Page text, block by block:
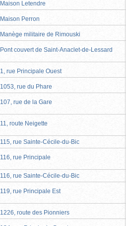
Maison Letendre
Maison Perron
Manège militaire de Rimouski
Pont couvert de Saint-Anaclet-de-Lessard
1, rue Principale Ouest
1053, rue du Phare
107, rue de la Gare
11, route Neigette
115, rue Sainte-Cécile-du-Bic
116, rue Principale
116, rue Sainte-Cécile-du-Bic
119, rue Principale Est
1226, route des Pionniers